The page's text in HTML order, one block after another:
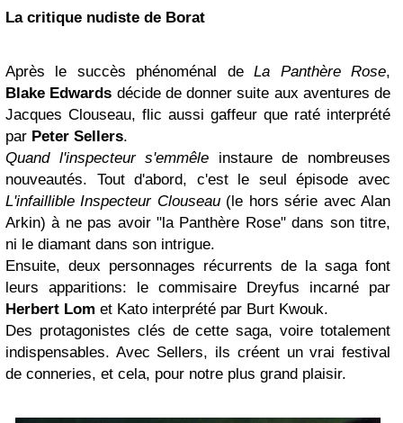
La critique nudiste de Borat
Après le succès phénoménal deLa Panthère Rose,
Blake Edwards décide de donner suite aux aventures de
Jacques Clouseau, flic aussi gaffeur que raté interprété
par Peter Sellers.
Quand l'inspecteur s'emmêle instaure de nombreuses
nouveautés. Tout d'abord, c'est le seul épisode avec
L'infaillible Inspecteur Clouseau (le hors série avec Alan
Arkin) à ne pas avoir "la Panthère Rose" dans son titre,
ni le diamant dans son intrigue.
Ensuite, deux personnages récurrents de la saga font
leurs apparitions: le commisaire Dreyfus incarné par
Herbert Lom et Kato interprété par Burt Kwouk.
Des protagonistes clés de cette saga, voire totalement
indispensables. Avec Sellers, ils créent un vrai festival
de conneries, et cela, pour notre plus grand plaisir.